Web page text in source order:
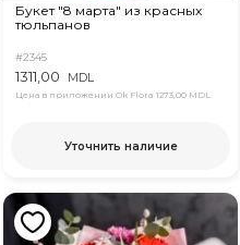
Букет "8 марта" из красных
тюльпанов
#2345
1311,00 MDL
Цена в приложении Ok Flora 1273,00 MDL
Уточнить наличие